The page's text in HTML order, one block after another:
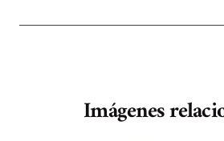
Imágenes